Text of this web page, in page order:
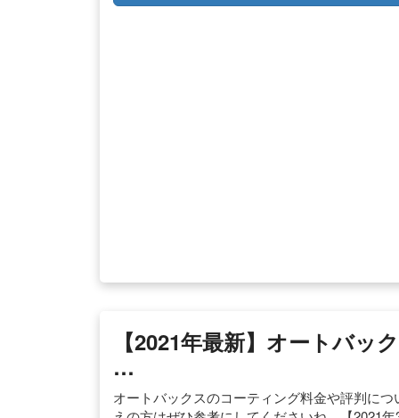
【2021年最新】オートバッ
…
オートバックスのコーティング料金や評判に